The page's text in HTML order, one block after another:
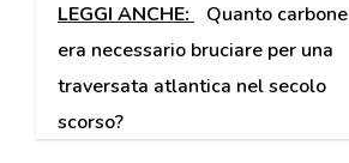
LEGGI ANCHE: Quanto carbone
era necessario bruciare per una
traversata atlantica nel secolo
scorso?